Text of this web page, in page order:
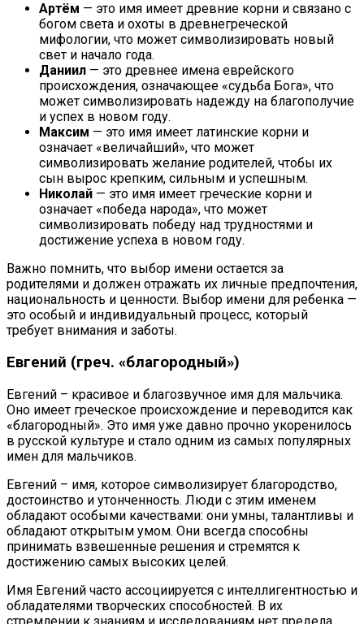
Артём — это имя имеет древние корни и связано с
богом света и охоты в древнегреческой
мифологии, что может символизировать новый
свет и начало года.
Даниил — это древнее имена еврейского
происхождения, означающее «судьба Бога», что
может символизировать надежду на благополучие
и успех в новом году.
Максим — это имя имеет латинские корни и
означает «величайший», что может
символизировать желание родителей, чтобы их
сын вырос крепким, сильным и успешным.
Николай — это имя имеет греческие корни и
означает «победа народа», что может
символизировать победу над трудностями и
достижение успеха в новом году.
Важно помнить, что выбор имени остается за
родителями и должен отражать их личные предпочтения,
национальность и ценности. Выбор имени для ребенка —
это особый и индивидуальный процесс, который
требует внимания и заботы.
Евгений (греч. «благородный»)
Евгений – красивое и благозвучное имя для мальчика.
Оно имеет греческое происхождение и переводится как
«благородный». Это имя уже давно прочно укоренилось
в русской культуре и стало одним из самых популярных
имен для мальчиков.
Евгений – имя, которое символизирует благородство,
достоинство и утонченность. Люди с этим именем
обладают особыми качествами: они умны, талантливы и
обладают открытым умом. Они всегда способны
принимать взвешенные решения и стремятся к
достижению самых высоких целей.
Имя Евгений часто ассоциируется с интеллигентностью и
обладателями творческих способностей. В их